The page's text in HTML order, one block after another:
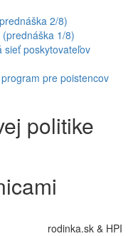
2/8)
1/8)
sieť poskytovateľov
pre poistencov
politike
rodinka.sk & HPI